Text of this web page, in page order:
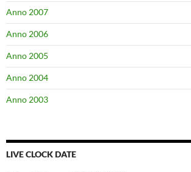
Anno 2007
Anno 2006
Anno 2005
Anno 2004
Anno 2003
LIVE CLOCK DATE